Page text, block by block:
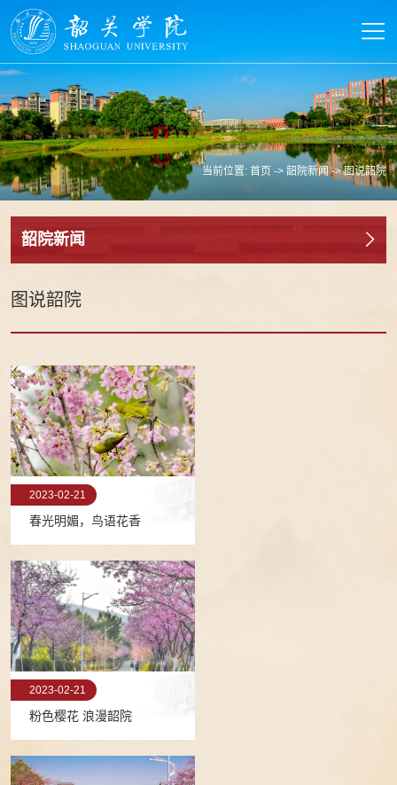
当前位置:首页 ->韶院新闻->图说韶院
韶院新闻
图说韶院
2023-02-21
春光明媚，鸟语花香
2023-02-21
粉色樱花 浪漫韶院